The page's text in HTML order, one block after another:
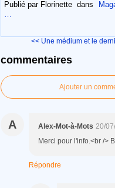
Publié par Florinette dans
…
<< Une médium et le
commentaires
Ajouter un
A Alex-Mot-à-Mots 20/
Merci pour l'info.<br />
Répondre